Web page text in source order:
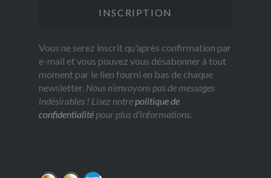
Vous ne serez inscrit qu'après confirmation par
e-mail et vous pouvez vous désabonner à tout
moment par le lien fourni en bas de chaque
newsletter. Nous n’envoyons pas de messages
indésirables ! Lisez notrepolitique de
confidentialitépour plus d’informations.